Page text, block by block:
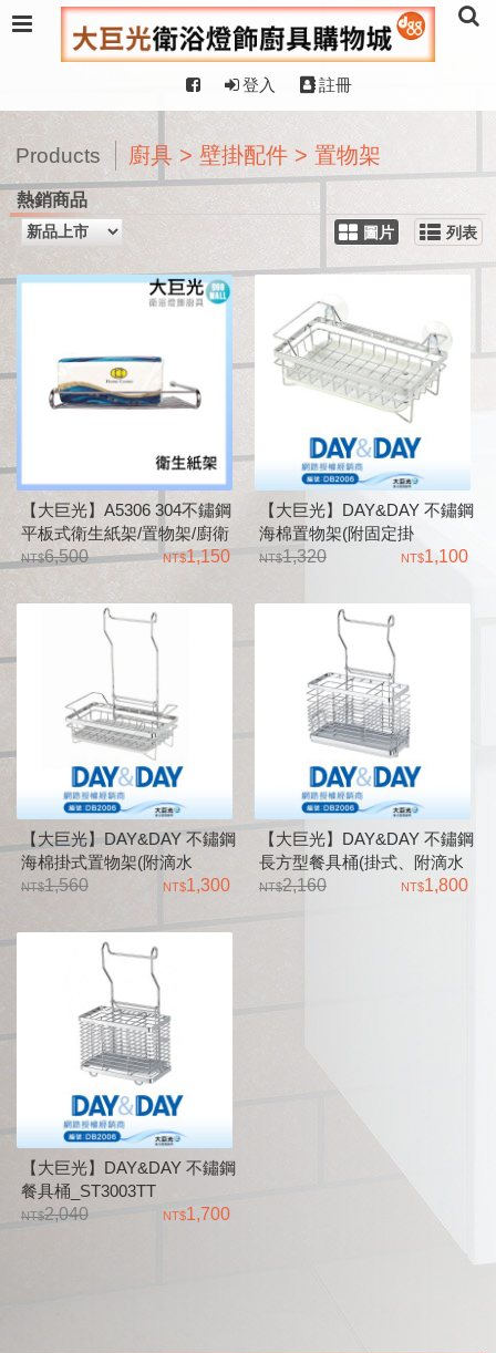
登入 註冊
Products 廚具 > 壁掛配件 > 置物架
熱銷商品
圖片 列表
【大巨光】A5306 304不鏽鋼
平板式衛生紙架/置物架/廚衛
兩用6,500 1,150
【大巨光】DAY&DAY 不鏽鋼
海棉置物架(附固定掛
架)_ST3203Z
1,320 1,100
【大巨光】DAY&DAY 不鏽鋼
海棉掛式置物架(附滴水
盤)_ST3203F
1,560 1,300
【大巨光】DAY&DAY 不鏽鋼
長方型餐具桶(掛式、附滴水
盤)_ST3003TF
2,160 1,800
【大巨光】DAY&DAY 不鏽鋼
餐具桶_ST3003TT
2,040
1,700